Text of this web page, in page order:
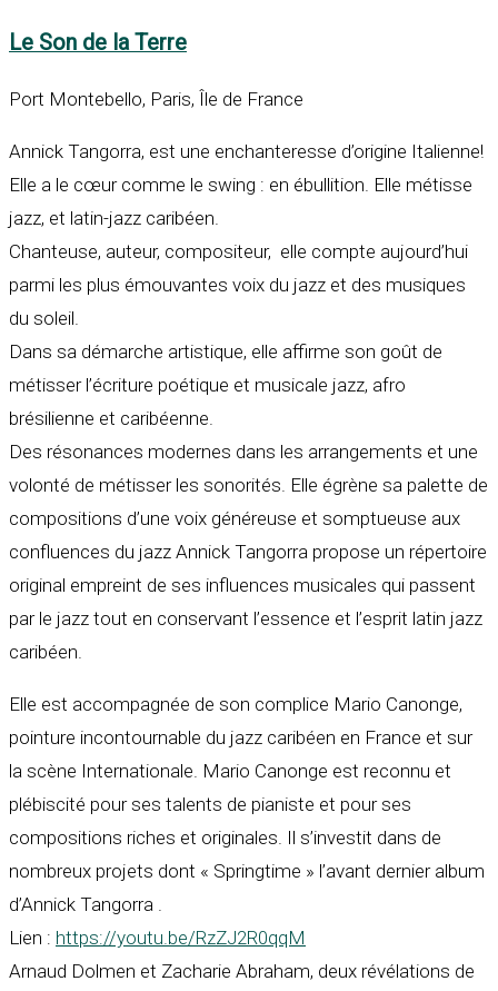
Le Son de la Terre
Port Montebello, Paris, Île de France
Annick Tangorra, est une enchanteresse d’origine Italienne!
Elle a le cœur comme le swing : en ébullition. Elle métisse
jazz, et latin-jazz caribéen.
Chanteuse, auteur, compositeur, elle compte aujourd’hui
parmi les plus émouvantes voix du jazz et des musiques
du soleil.
Dans sa démarche artistique, elle affirme son goût de
métisser l’écriture poétique et musicale jazz, afro
brésilienne et caribéenne.
Des résonances modernes dans les arrangements et une
volonté de métisser les sonorités. Elle égrène sa palette de
compositions d’une voix généreuse et somptueuse aux
confluences du jazz Annick Tangorra propose un répertoire
original empreint de ses influences musicales qui passent
par le jazz tout en conservant l’essence et l’esprit latin jazz
caribéen.
Elle est accompagnée de son complice Mario Canonge,
pointure incontournable du jazz caribéen en France et sur
la scène Internationale. Mario Canonge est reconnu et
plébiscité pour ses talents de pianiste et pour ses
compositions riches et originales. Il s’investit dans de
nombreux projets dont « Springtime » l’avant dernier album
d’Annick Tangorra .
Lien : https://youtu.be/RzZJ2R0qqM
Arnaud Dolmen et Zacharie Abraham, deux révélations de